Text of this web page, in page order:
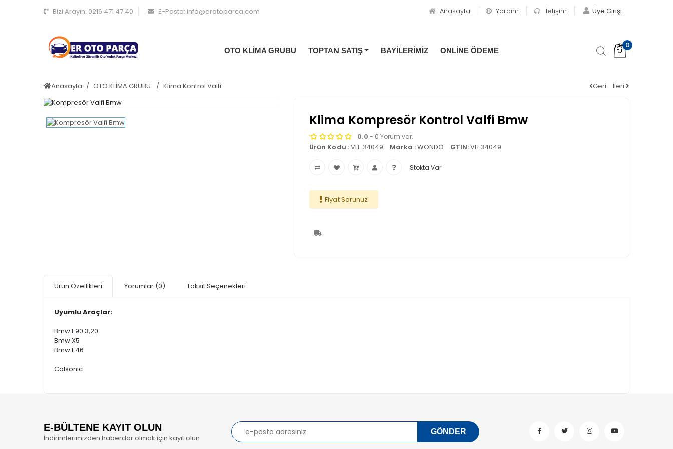
Bizi Arayın: 0216 471 47 40 E-Posta: info@erotoparca.com Üye Girişi
Anasayfa Yardım İletişim
OTO KLİMA GRUBU TOPTAN SATIŞ BAYİLERİMİZ ONLİNE ÖDEME
0
Anasayfa OTO KLİMA GRUBU Klima Kontrol Valfi Geri İleri
Klima Kompresör Kontrol Valfi Bmw
0.0 - 0 Yorum var.
Ürün Kodu :VLF 34049 Marka :WONDO GTIN:VLF34049
Stokta Var
Fiyat Sorunuz
Ürün Özellikleri Yorumlar (0) Taksit Seçenekleri
Uyumlu Araçlar:
Bmw E90 3,20
Bmw X5
Bmw E46
Calsonic
E-BÜLTENE KAYIT OLUN
İndirimlerimizden haberdar olmak için kayıt olun